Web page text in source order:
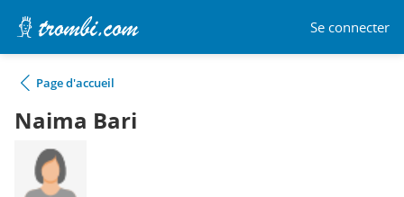
Se connecter
Page d'accueil
Naima Bari